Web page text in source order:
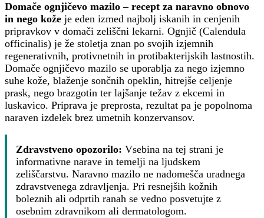
Domače ognjičevo mazilo – recept za naravno obnovo
in nego kože je eden izmed najbolj iskanih in cenjenih
pripravkov v domači zeliščni lekarni. Ognjič (Calendula
officinalis) je že stoletja znan po svojih izjemnih
regenerativnih, protivnetnih in protibakterijskih lastnostih.
Domače ognjičevo mazilo se uporablja za nego izjemno
suhe kože, blaženje sončnih opeklin, hitrejše celjenje
prask, nego brazgotin ter lajšanje težav z ekcemi in
luskavico. Priprava je preprosta, rezultat pa je popolnoma
naraven izdelek brez umetnih konzervansov.
Zdravstveno opozorilo: Vsebina na tej strani je
informativne narave in temelji na ljudskem
zeliščarstvu. Naravno mazilo ne nadomešča uradnega
zdravstvenega zdravljenja. Pri resnejših kožnih
boleznih ali odprtih ranah se vedno posvetujte z
osebnim zdravnikom ali dermatologom.